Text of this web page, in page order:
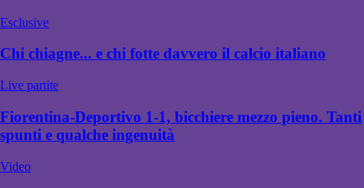
Esclusive
Chi chiagne... e chi fotte davvero il calcio italiano
Live partite
Fiorentina-Deportivo 1-1, bicchiere mezzo pieno. Tanti
spunti e qualche ingenuità
Video